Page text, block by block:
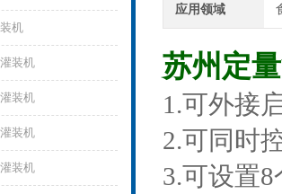
机
装机
装机
装机
装机
应用领域
苏州定
1.可外接
2.可同时
3.可设置